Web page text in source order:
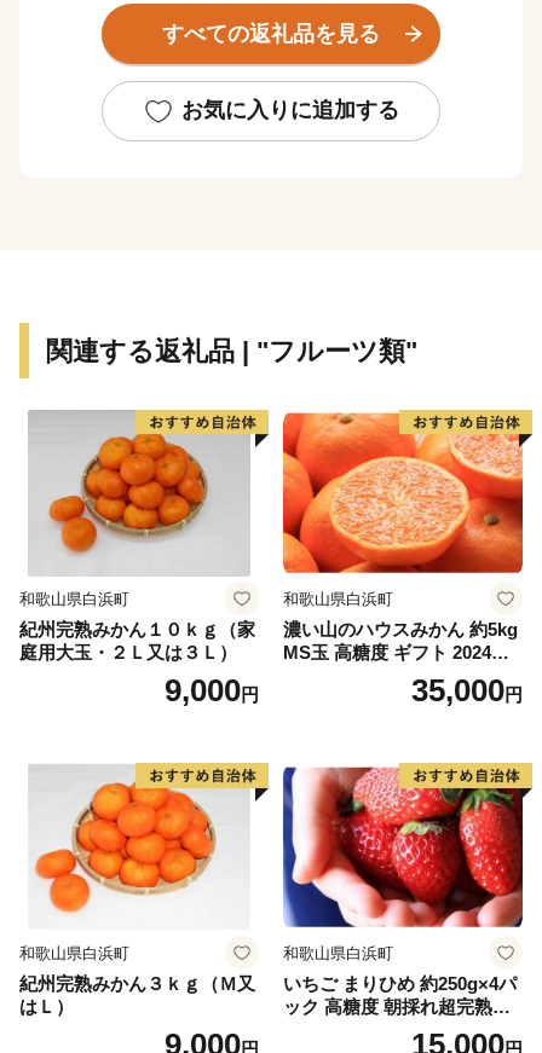
都市が共存する町となっています。
すべての返礼品を見る
お気に入りに追加する
関連する返礼品 | "フルーツ類"
和歌山県白浜町
紀州完熟みかん１０ｋｇ（家
庭用大玉・２Ｌ又は３Ｌ）
9,000円
和歌山県白浜町
濃い山のハウスみかん 約5kg
MS玉 高糖度 ギフト 2024年7
35,000円
和歌山県白浜町
紀州完熟みかん３ｋｇ（Ｍ又
はＬ）
9,000円
和歌山県白浜町
いちご まりひめ 約250g×4パ
ック 高糖度 朝採れ超完熟ま
りひめ 1月以降発送分15,000円